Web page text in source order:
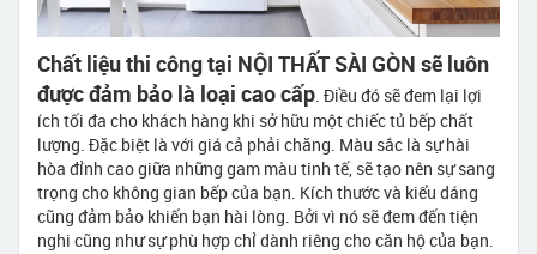
Chất liệu thi công tại NỘI THẤT SÀI GÒN sẽ luôn
được đảm bảo là loại cao cấp. Điều đó sẽ đem lại lợi
ích tối đa cho khách hàng khi sở hữu một chiếc tủ bếp chất
lượng. Đặc biệt là với giá cả phải chăng. Màu sắc là sự hài
hòa đỉnh cao giữa những gam màu tinh tế, sẽ tạo nên sự sang
trọng cho không gian bếp của bạn. Kích thước và kiểu dáng
cũng đảm bảo khiến bạn hài lòng. Bởi vì nó sẽ đem đến tiện
nghi cũng như sự phù hợp chỉ dành riêng cho căn hộ của bạn.